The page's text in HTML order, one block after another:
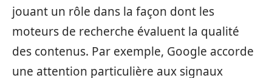
jouant un rôle dans la façon dont les
moteurs de recherche évaluent la qualité
des contenus. Par exemple, Google accorde
une attention particulière aux signaux